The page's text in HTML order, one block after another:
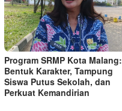
Program SRMP Kota Malang:
Bentuk Karakter, Tampung
Siswa Putus Sekolah, dan
Perkuat Kemandirian